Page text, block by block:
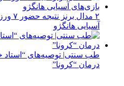
۲
آسیایی هانگژو
طب سنتی| توصیه‌‌های “استاد
درمان “کرونا”